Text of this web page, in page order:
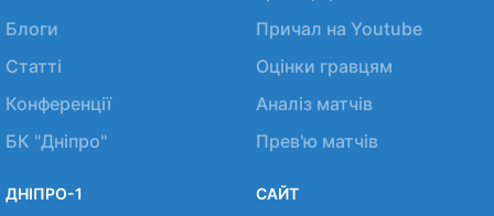
Блоги
Статті
Конференції
БК "Дніпро"
Причал на Youtube
Оцінки гравцям
Аналіз матчів
Прев'ю матчів
ДНІПРО-1 САЙТ